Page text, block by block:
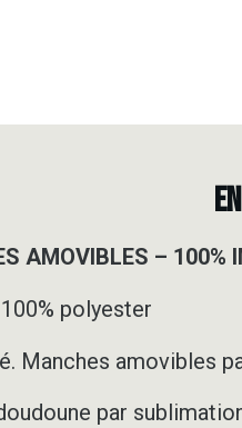
AMOVIBLES – 100%
polyester
Manches amovibles
par